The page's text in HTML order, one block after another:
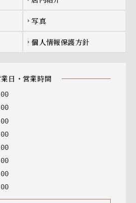
chevron_right 写真
chevron_right 個人情報保護方針
営業日・営業時間
00
00
00
00
00
00
00
00